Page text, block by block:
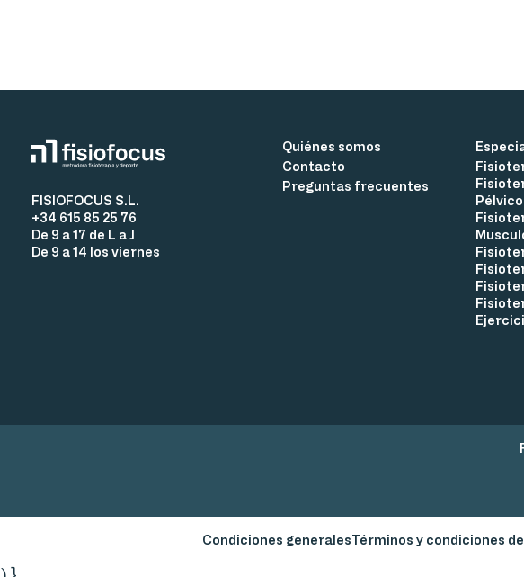
FISIOFOCUS S.L.
+34 615 85 25 76
De 9 a 17 de L a J
De 9 a 14 los viernes
Quiénes somos
Contacto
Preguntas frecuentes
Pélvico
Condiciones generalesTérminos y condiciones